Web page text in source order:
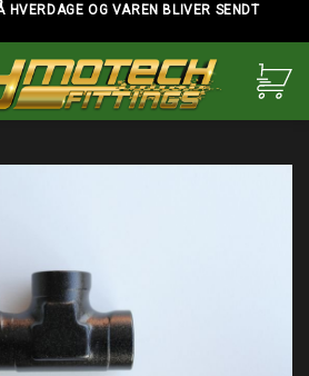
HVERDAGE OG VAREN BLIVER SENDT